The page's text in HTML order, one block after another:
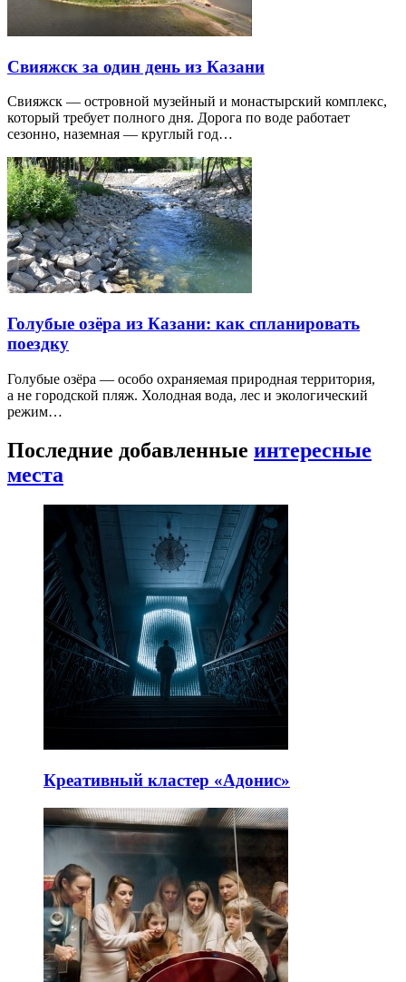
Свияжск за один день из Казани
Свияжск — островной музейный и монастырский комплекс,
который требует полного дня. Дорога по воде работает
сезонно, наземная — круглый год…
Голубые озёра из Казани: как спланировать
поездку
Голубые озёра — особо охраняемая природная территория,
а не городской пляж. Холодная вода, лес и экологический
режим…
Последние добавленные интересные
места
Креативный кластер «Адонис»